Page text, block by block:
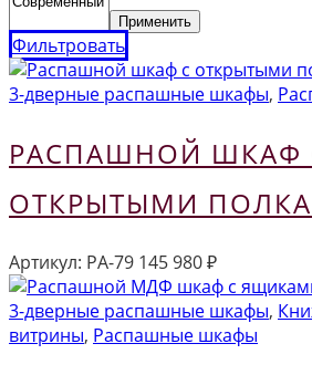
Применить
Фильтровать
3-дверные распашные шкафы,
РАСПАШНОЙ ШКАФ
ОТКРЫТЫМИ
Артикул: РА-79 145 980₽
3-дверные распашные шкафы,
витрины, Распашные шкафы